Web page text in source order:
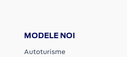
MODELE NOI
Autoturisme